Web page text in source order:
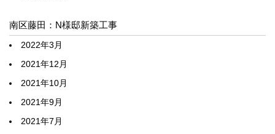
南区藤田：N様邸新築工事
2022年3月
2021年12月
2021年10月
2021年9月
2021年7月